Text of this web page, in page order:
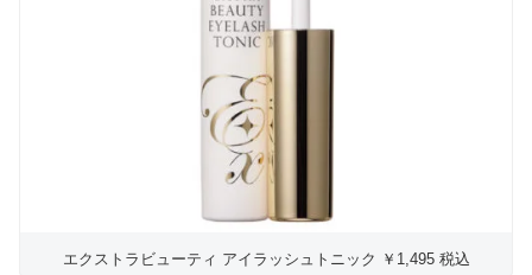
エクストラビューティ アイラッシュトニック ￥1,495 税込